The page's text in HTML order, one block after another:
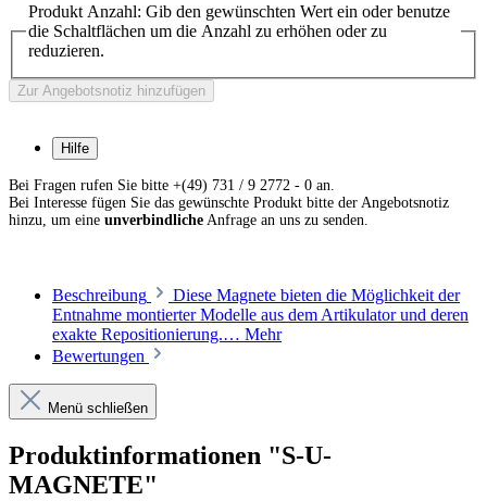
Produkt Anzahl: Gib den gewünschten Wert ein oder benutze
die Schaltflächen um die Anzahl zu erhöhen oder zu
reduzieren.
Zur Angebotsnotiz hinzufügen
Hilfe
Bei Fragen rufen Sie bitte +(49) 731 / 9 2772 - 0 an.
Bei Interesse fügen Sie das gewünschte Produkt bitte der Angebotsnotiz
hinzu, um eine unverbindliche Anfrage an uns zu senden.
Beschreibung
Diese Magnete bieten die Möglichkeit der
Entnahme montierter Modelle aus dem Artikulator und deren
exakte Repositionierung.… Mehr
Bewertungen
Menü schließen
Produktinformationen "S-U-
MAGNETE"